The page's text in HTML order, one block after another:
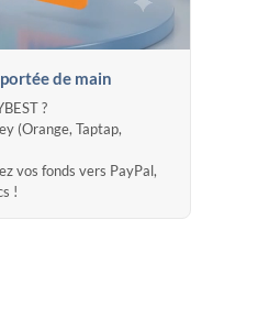
de main
?
(Orange, Taptap,
vos fonds vers PayPal,
!